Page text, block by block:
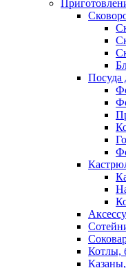
Посуда
Котлы,